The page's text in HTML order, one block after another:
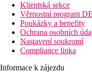
Klientská sekce
Věrnostní program
Poukázky a benefity
Ochrana osobních
Nastavení soukromí
Compliance linka
Informace k zájezdu